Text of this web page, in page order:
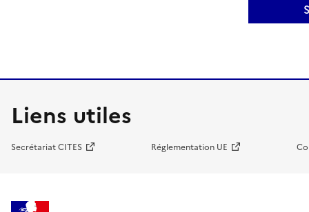
Liens utiles
Secrétariat CITES Réglementation UE